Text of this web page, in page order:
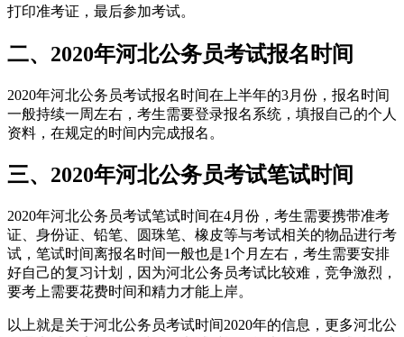
打印准考证，最后参加考试。
二、2020年河北公务员考试报名时间
2020年河北公务员考试报名时间在上半年的3月份，报名时间
一般持续一周左右，考生需要登录报名系统，填报自己的个人
资料，在规定的时间内完成报名。
三、2020年河北公务员考试笔试时间
2020年河北公务员考试笔试时间在4月份，考生需要携带准考
证、身份证、铅笔、圆珠笔、橡皮等与考试相关的物品进行考
试，笔试时间离报名时间一般也是1个月左右，考生需要安排
好自己的复习计划，因为河北公务员考试比较难，竞争激烈，
要考上需要花费时间和精力才能上岸。
以上就是关于河北公务员考试时间2020年的信息，更多河北公